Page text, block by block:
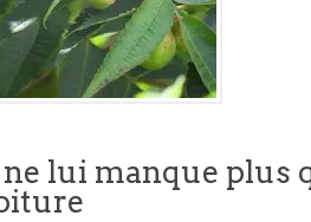
lui manque plus